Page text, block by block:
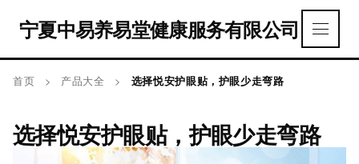
宁夏中易养易堂健康服务有限公司
首页 > 产品大全 > 选择悦安护眼贴，护眼少走弯路
选择悦安护眼贴，护眼少走弯路